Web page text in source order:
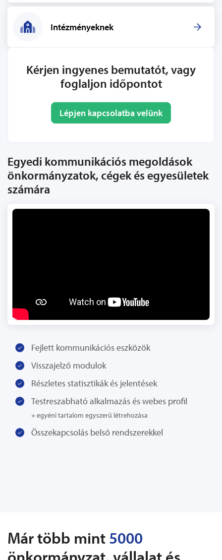
Intézményeknek
Kérjen ingyenes bemutatót, vagy
foglaljon időpontot
Lépjen kapcsolatba velünk
Egyedi kommunikációs megoldások
önkormányzatok, cégek és egyesületek
számára
Fejlett kommunikációs eszközök
Visszajelző modulok
Részletes statisztikák és jelentések
Testreszabható alkalmazás és webes profil
+ egyéni tartalom egyszerű létrehozása
Összekapcsolás belső rendszerekkel
Már több mint 5000